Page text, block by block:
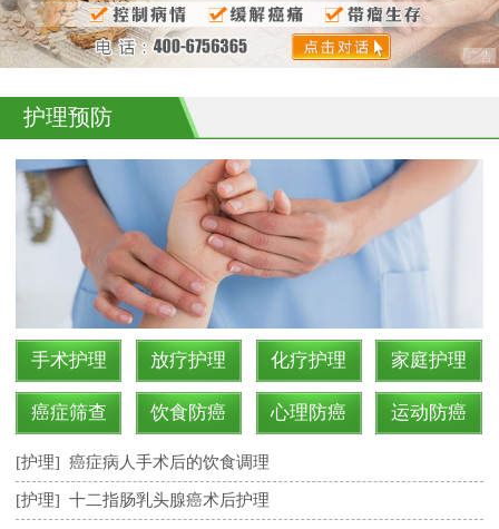
护理预防
手术护理 放疗护理 化疗护理 家庭护理
癌症筛查 饮食防癌 心理防癌 运动防癌
[护理] 癌症病人手术后的饮食调理
[护理] 十二指肠乳头腺癌术后护理